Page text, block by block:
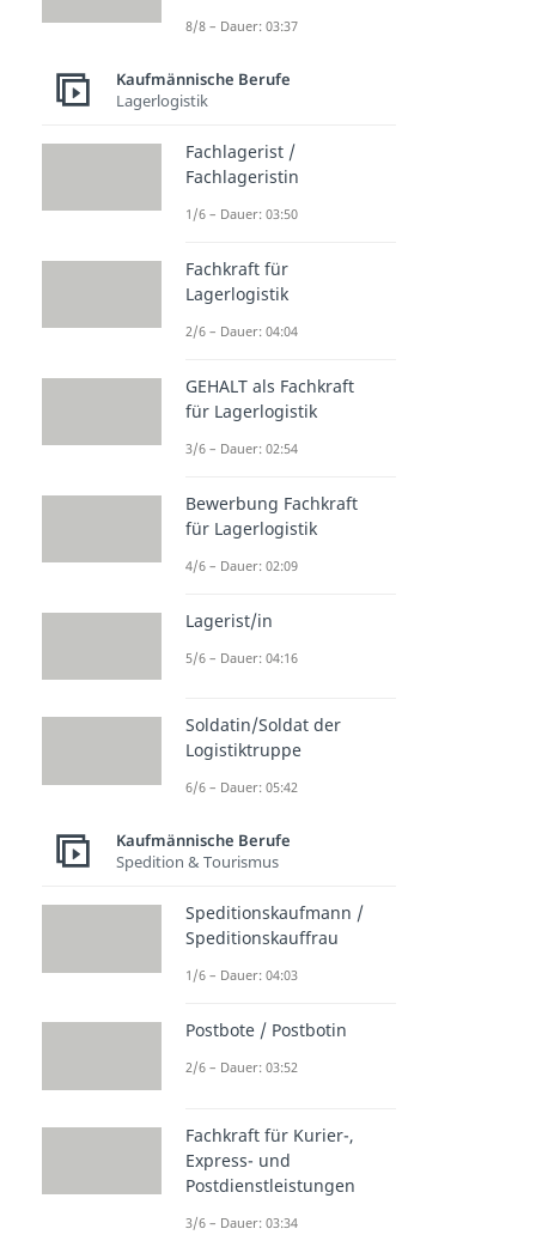
8/8 – Dauer: 03:37
Kaufmännische Berufe
Lagerlogistik
Fachlagerist /
Fachlageristin
1/6 – Dauer: 03:50
Fachkraft für
Lagerlogistik
2/6 – Dauer: 04:04
GEHALT als Fachkraft
für Lagerlogistik
3/6 – Dauer: 02:54
Bewerbung Fachkraft
für Lagerlogistik
4/6 – Dauer: 02:09
Lagerist/in
5/6 – Dauer: 04:16
Soldatin/Soldat der
Logistiktruppe
6/6 – Dauer: 05:42
Kaufmännische Berufe
Spedition & Tourismus
Speditionskaufmann /
Speditionskauffrau
1/6 – Dauer: 04:03
Postbote / Postbotin
2/6 – Dauer: 03:52
Fachkraft für Kurier-,
Express- und
Postdienstleistungen
3/6 – Dauer: 03:34